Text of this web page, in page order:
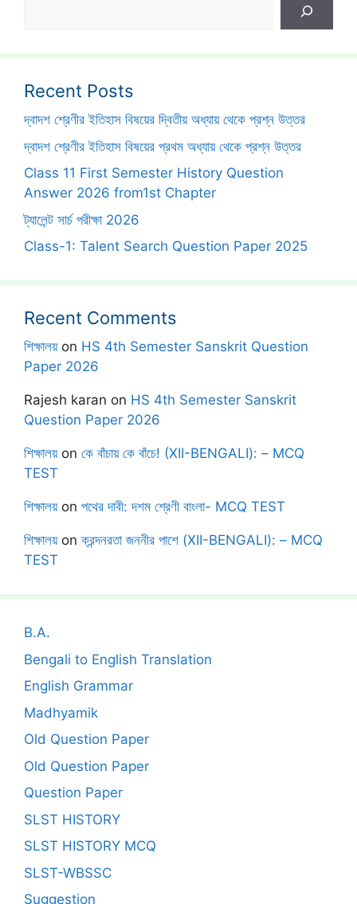
Recent Posts
দ্বাদশ শ্রেণীর ইতিহাস বিষয়ের দ্বিতীয় অধ্যায় থেকে প্রশ্ন উত্তর
দ্বাদশ শ্রেণীর ইতিহাস বিষয়ের প্রথম অধ্যায় থেকে প্রশ্ন উত্তর
Class 11 First Semester History Question
Answer 2026 from1st Chapter
ট্যালেন্ট সার্চ পরীক্ষা 2026
Class-1: Talent Search Question Paper 2025
Recent Comments
শিক্ষালয়on HS 4th Semester Sanskrit Question
Paper 2026
Rajesh karan on HS 4th Semester Sanskrit
Question Paper 2026
শিক্ষালয়on কে বাঁচায় কে বাঁচে! (XII-BENGALI): – MCQ
TEST
শিক্ষালয়on পথের দাবী: দশম শ্রেণী বাংলা- MCQ TEST
শিক্ষালয়onক্রন্দনরতা জননীর পাশে (XII-BENGALI): – MCQ
TEST
B.A.
Bengali to English Translation
English Grammar
Madhyamik
Old Question Paper
Old Question Paper
Question Paper
SLST HISTORY
SLST HISTORY MCQ
SLST-WBSSC
Suggestion